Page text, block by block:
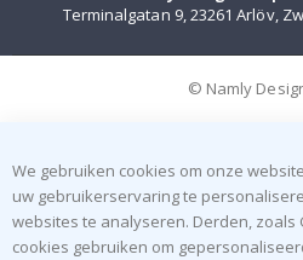
Terminalgatan 9, 23261 Arlöv,
© Namly
We gebruiken cookies om onze
uw gebruikerservaring te
websites te analyseren. Derden,
cookies gebruiken om